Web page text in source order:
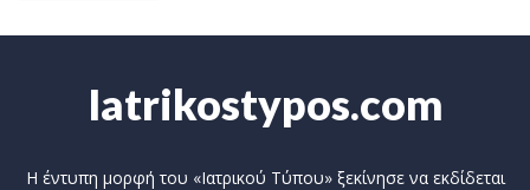
Iatrikostypos.com
Η έντυπη μορφή του «Ιατρικού Τύπου» ξεκίνησε να εκδίδεται